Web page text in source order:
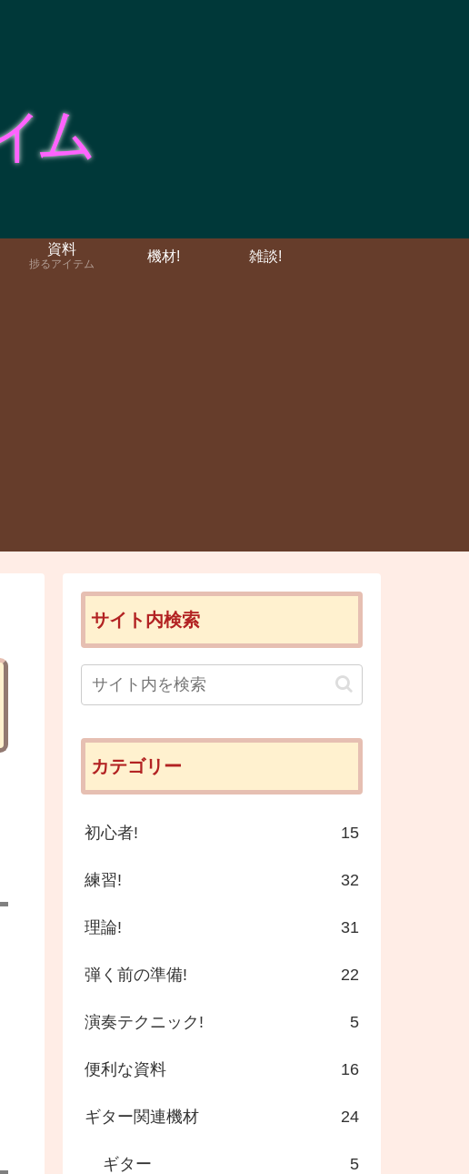
資料
捗るアイテム
機材! 雑談!
サイト内検索
カテゴリー
初心者! 15
練習! 32
理論! 31
弾く前の準備! 22
演奏テクニック! 5
便利な資料 16
ギター関連機材 24
ギター 5